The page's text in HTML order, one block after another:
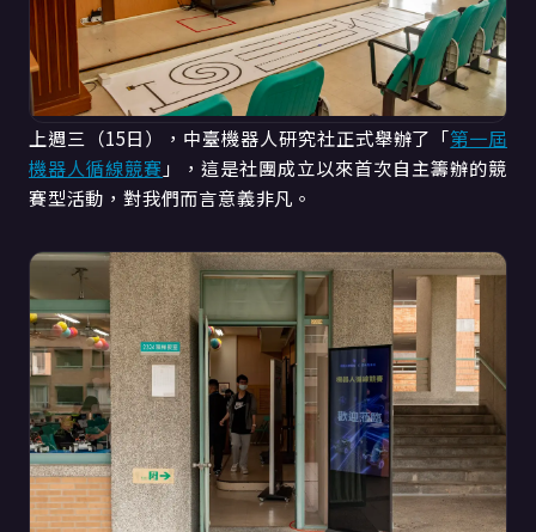
上週三（15日），中臺機器人研究社正式舉辦了「第一屆
機器人循線競賽 」，這是社團成立以來首次自主籌辦的競
賽型活動，對我們而言意義非凡。